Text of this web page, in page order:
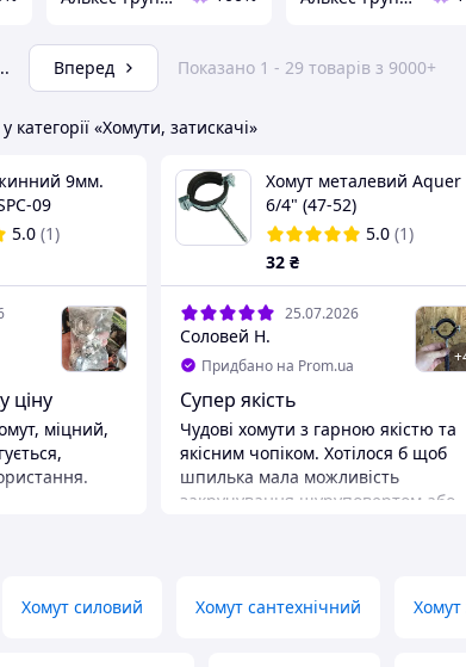
Вперед Показано 1 - 29 товарів з 9000+
у категорії «Хомути, затискачі»
9мм.
09
5.0 (1)
ціну
міцний,
Хомут металевий Aquer
6/4" (47-52)
5.0 (1)
32 ₴
25.07.2026
Соловей Н.
Придбано на Prom.ua +
Супер якість
Чудові хомути з гарною якістю та
якісним чопіком. Хотілося б щоб
шпилька мала можливість
закручування шуруповертом або
Переваги
Потужне кріплення
Хомут силовий Хомут сантехнічний Хомут